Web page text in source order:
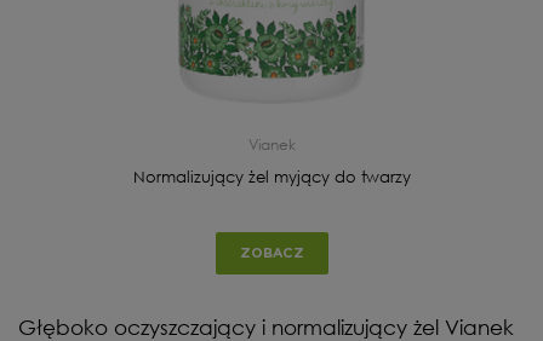
Vianek
Normalizujący żel myjący do twarzy
ZOBACZ
Głęboko oczyszczający i normalizujący żel Vianek